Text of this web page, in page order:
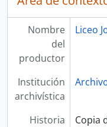
Nombre
del
productor
Liceo
Institución
archivística
Historia
Copia